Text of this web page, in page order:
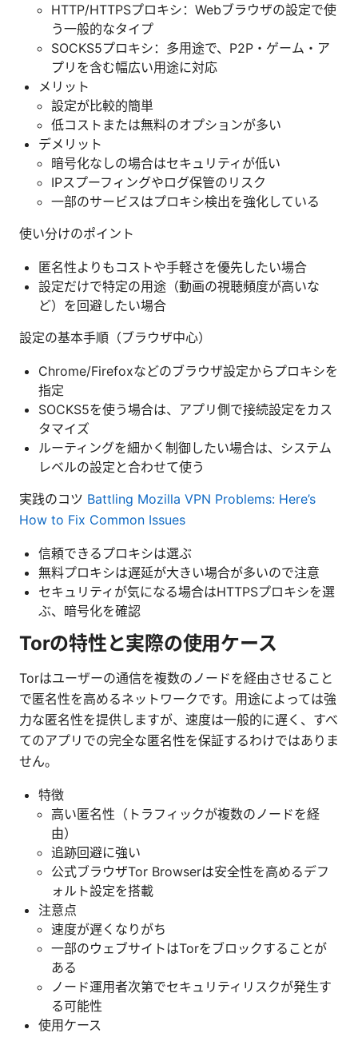
HTTP/HTTPSプロキシ：Webブラウザの設定で使
う一般的なタイプ
SOCKS5プロキシ：多用途で、P2P・ゲーム・ア
プリを含む幅広い用途に対応
メリット
設定が比較的簡単
低コストまたは無料のオプションが多い
デメリット
暗号化なしの場合はセキュリティが低い
IPスプーフィングやログ保管のリスク
一部のサービスはプロキシ検出を強化している
使い分けのポイント
匿名性よりもコストや手軽さを優先したい場合
設定だけで特定の用途（動画の視聴頻度が高いな
ど）を回避したい場合
設定の基本手順（ブラウザ中心）
Chrome/Firefoxなどのブラウザ設定からプロキシを
指定
SOCKS5を使う場合は、アプリ側で接続設定をカス
タマイズ
ルーティングを細かく制御したい場合は、システム
レベルの設定と合わせて使う
実践のコツ Battling Mozilla VPN Problems: Here’s
How to Fix Common Issues
信頼できるプロキシは選ぶ
無料プロキシは遅延が大きい場合が多いので注意
セキュリティが気になる場合はHTTPSプロキシを選
ぶ、暗号化を確認
Torの特性と実際の使用ケース
Torはユーザーの通信を複数のノードを経由させること
で匿名性を高めるネットワークです。用途によっては強
力な匿名性を提供しますが、速度は一般的に遅く、すべ
てのアプリでの完全な匿名性を保証するわけではありま
せん。
特徴
高い匿名性（トラフィックが複数のノードを経
由）
追跡回避に強い
公式ブラウザTor Browserは安全性を高めるデフ
ォルト設定を搭載
注意点
速度が遅くなりがち
一部のウェブサイトはTorをブロックすることが
ある
ノード運用者次第でセキュリティリスクが発生す
る可能性
使用ケース